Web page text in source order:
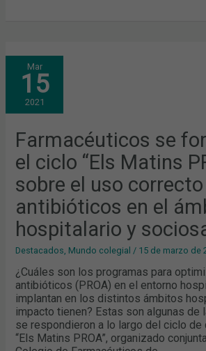
Mar
15
2021
Farmacéuticos se
el ciclo “Els Matins
sobre el uso
antibióticos en el
hospitalario y
Destacados Mundo colegial / 15 de marzo de
¿Cuáles son los programas para
antibióticos (PROA) en el entorno
implantan en los distintos ámbitos
impacto tienen? Estas son algunas de
se respondieron a lo largo del ciclo
“Els Matins PROA”, organizado
FARMACÉUTICOS
SE
FORMAN
CON
EL
CICLO
“ELS
SOBRE
EL
USO
CORRECTO
DE
ANTIBIÓTICOS
EN
EL
ÁMBITO
HOSPITALARIO
Y
SOCIOSANITARIO